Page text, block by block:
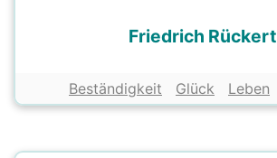
Friedrich Rückert
Beständigkeit Glück Leben